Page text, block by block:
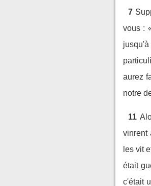
7
vous :
aurez
notre
11
vinrent
les vit
était
c'était